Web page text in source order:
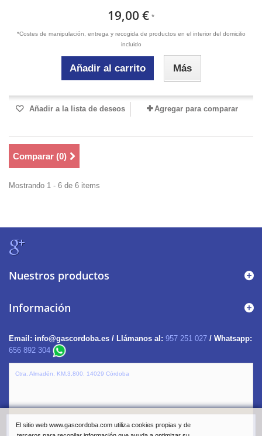
19,00 € *
*Costes de manipulación, entrega y recogida de productos en el interior del domicilio
incluido
Añadir al carrito Más
Añadir a la lista de deseos Agregar para comparar
Comparar (0)
Mostrando 1 - 6 de 6 items
Nuestros productos
Información
Email: info@gascordoba.es / Llámanos al: 957 251 027 / Whatsapp:
656 892 304
Ctra. Almadén, KM.3,800. 14029 Córdoba
El sitio web www.gascordoba.com utiliza cookies propias y de